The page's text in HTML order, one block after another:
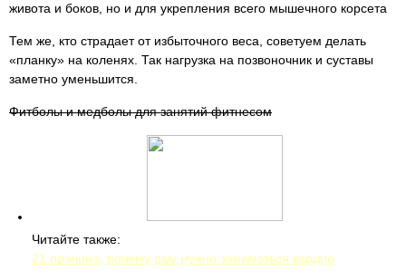
живота и боков, но и для укрепления всего мышечного корсета
Тем же, кто страдает от избыточного веса, советуем делать
«планку» на коленях. Так нагрузка на позвоночник и суставы
заметно уменьшится.
Фитболы и медболы для занятий фитнесом
Читайте также:
21 причина, почему вам нужно заниматься кардио